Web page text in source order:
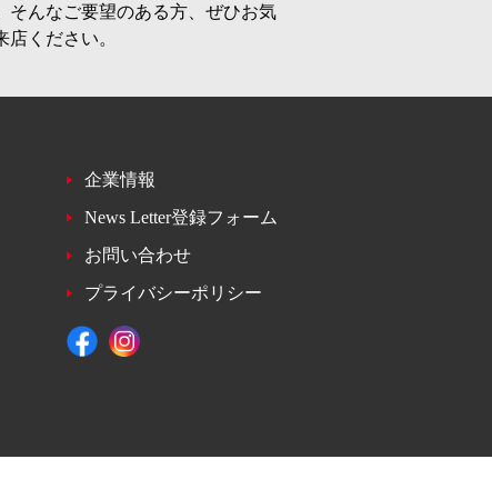
そんなご要望のある方、ぜひお気
店ください。
企業情報
News Letter登録フォーム
お問い合わせ
プライバシーポリシー